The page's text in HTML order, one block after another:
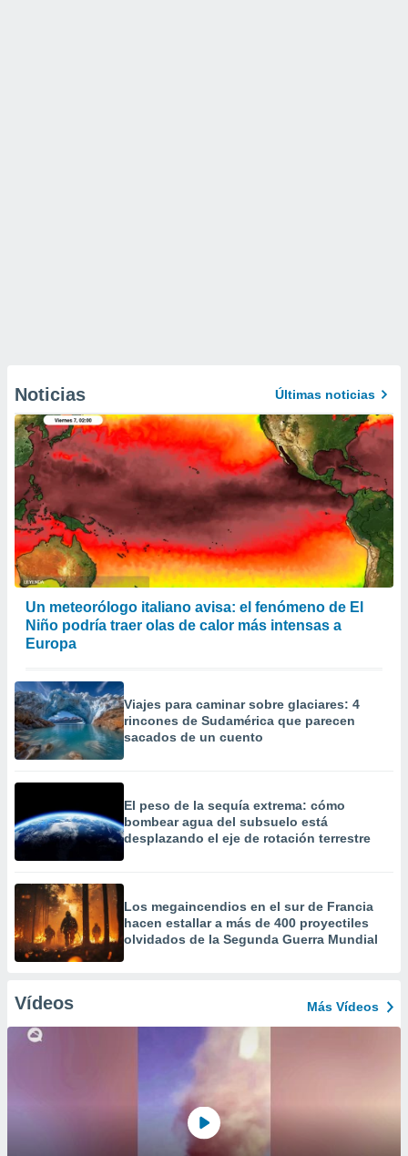
Noticias Últimas noticias
Un meteorólogo italiano avisa: el fenómeno de El
Niño podría traer olas de calor más intensas a
Europa
Viajes para caminar sobre glaciares: 4
rincones de Sudamérica que parecen
sacados de un cuento
El peso de la sequía extrema: cómo
bombear agua del subsuelo está
desplazando el eje de rotación terrestre
Los megaincendios en el sur de Francia
hacen estallar a más de 400 proyectiles
olvidados de la Segunda Guerra Mundial
Vídeos Más Vídeos